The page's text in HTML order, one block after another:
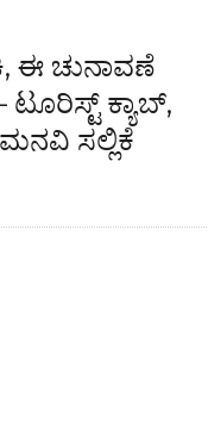
ಈ ಚುನಾವಣೆ
ಟೂರಿಸ್ಟ್ ಕ್ಯಾಬ್,
ಸಲ್ಲಿಕೆ